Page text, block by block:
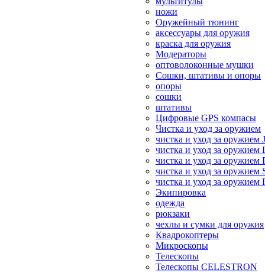
ножи
Оружейный тюнинг
аксессуары для оружия
краска для оружия
Модераторы
оптоволоконные мушки
Сошки, штативы и опоры
опоры
сошки
штативы
Цифровые GPS компасы
Чистка и уход за оружием
чистка и уход за оружием
чистка и уход за оружием
чистка и уход за оружием
чистка и уход за оружием
чистка и уход за
Экипировка
одежда
рюкзаки
чехлы и сумки для оружия
Квадрокоптеры
Микроскопы
Телескопы
Телескопы CELESTRON